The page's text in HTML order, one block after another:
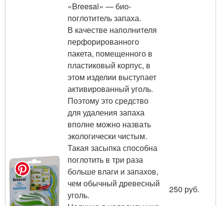
«Breesal» — био-
поглотитель запаха.
В качестве наполнителя
перфорированного
пакета, помещенного в
пластиковый корпус, в
этом изделии выступает
активированный уголь.
Поэтому это средство
для удаления запаха
вполне можно назвать
экологически чистым.
Такая засыпка способна
поглотить в три раза
больше влаги и запахов,
чем обычный древесный
уголь.
250 руб.